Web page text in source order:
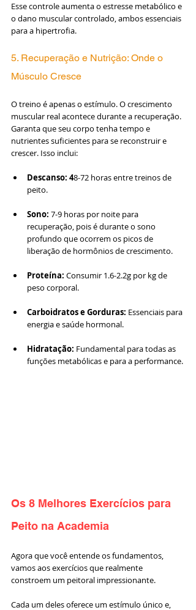
Esse controle aumenta o estresse metabólico e
o dano muscular controlado, ambos essenciais
para a hipertrofia.
5. Recuperação e Nutrição: Onde o
Músculo Cresce
O treino é apenas o estímulo. O crescimento
muscular real acontece durante a recuperação.
Garanta que seu corpo tenha tempo e
nutrientes suficientes para se reconstruir e
crescer. Isso inclui:
Descanso: 48-72 horas entre treinos de
peito.
Sono: 7-9 horas por noite para
recuperação, pois é durante o sono
profundo que ocorrem os picos de
liberação de hormônios de crescimento.
Proteína: Consumir 1.6-2.2g por kg de
peso corporal.
Carboidratos e Gorduras: Essenciais para
energia e saúde hormonal.
Hidratação: Fundamental para todas as
funções metabólicas e para a performance.
Os 8 Melhores Exercícios para
Peito na Academia
Agora que você entende os fundamentos,
vamos aos exercícios que realmente
constroem um peitoral impressionante.
Cada um deles oferece um estímulo único e,